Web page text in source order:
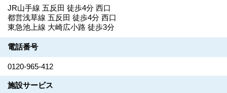
JR山手線 五反田 徒歩4分 西口
都営浅草線 五反田 徒歩4分 西口
東急池上線 大崎広小路 徒歩3分
電話番号
0120-965-412
施設サービス